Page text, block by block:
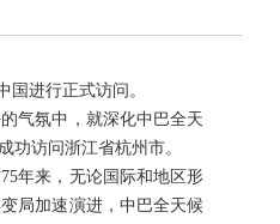
国进行正式访问。
气氛中，就深化中巴全天
功访问浙江省杭州市。
年来，无论国际和地区形
局加速演进，中巴全天候